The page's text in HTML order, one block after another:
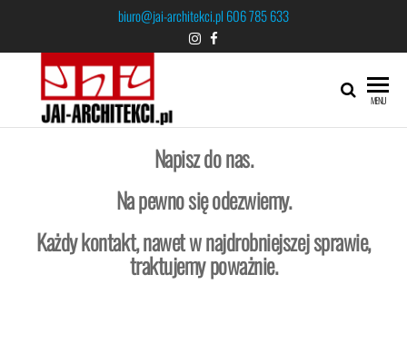
biuro@jai-architekci.pl 606 785 633
ARCHITEKCI
MENU
Napisz do nas.
Na pewno się odezwiemy.
Każdy kontakt, nawet w najdrobniejszej sprawie,
traktujemy poważnie.